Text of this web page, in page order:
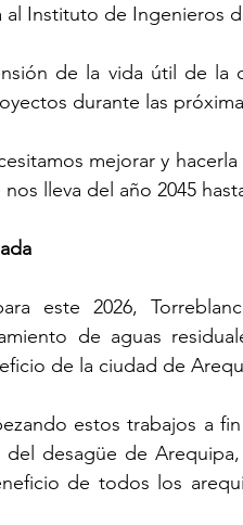
Instituto de Ingenieros
de la vida útil de la
durante las
mejorar y
lleva del año 2045
este 2026,
de aguas
de la ciudad de
estos trabajos a
desagüe de
de todos los